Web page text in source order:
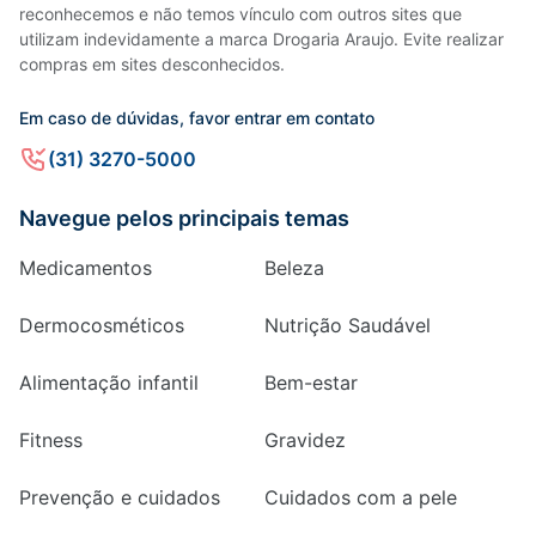
reconhecemos e não temos vínculo com outros sites que
utilizam indevidamente a marca Drogaria Araujo. Evite realizar
compras em sites desconhecidos.
Em caso de dúvidas, favor entrar em contato
(31) 3270-5000
Navegue pelos principais temas
Medicamentos Beleza
Dermocosméticos Nutrição Saudável
Alimentação infantil Bem-estar
Fitness Gravidez
Prevenção e cuidados Cuidados com a pele